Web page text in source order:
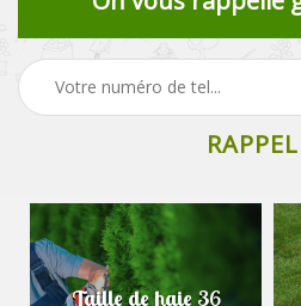
Taille de haie 36